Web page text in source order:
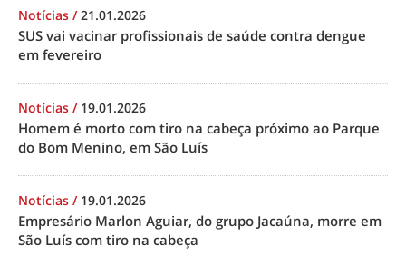
Notícias /21.01.2026
SUS vai vacinar profissionais de saúde contra dengue
em fevereiro
Notícias / 19.01.2026
Homem é morto com tiro na cabeça próximo ao Parque
do Bom Menino, em São Luís
Notícias / 19.01.2026
Empresário Marlon Aguiar, do grupo Jacaúna, morre em
São Luís com tiro na cabeça